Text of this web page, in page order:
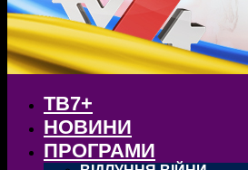
ТВ7+
НОВИНИ
ПРОГРАМИ